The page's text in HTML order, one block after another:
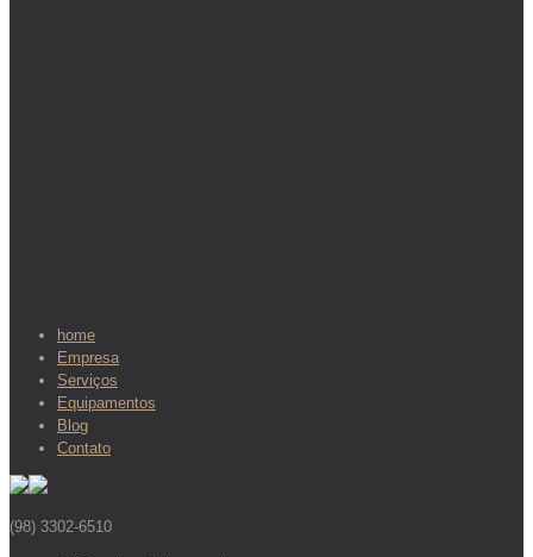
home
Empresa
Serviços
Equipamentos
Blog
Contato
(98) 3302-6510